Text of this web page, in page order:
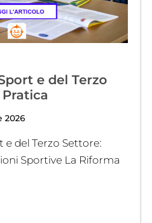
e del Terzo
2026
e del Terzo Settore:
Sportive La Riforma